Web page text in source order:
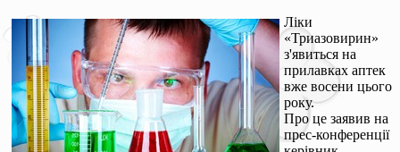
Ліки
«Триазовирин»
з'явиться на
прилавках аптек
вже восени цього
року.
Про це заявив на
прес-конференції